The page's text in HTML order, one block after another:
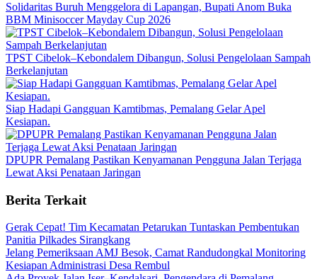
Solidaritas Buruh Menggelora di Lapangan, Bupati Anom Buka
BBM Minisoccer Mayday Cup 2026
TPST Cibelok–Kebondalem Dibangun, Solusi Pengelolaan Sampah
Berkelanjutan
Siap Hadapi Gangguan Kamtibmas, Pemalang Gelar Apel
Kesiapan.
DPUPR Pemalang Pastikan Kenyamanan Pengguna Jalan Terjaga
Lewat Aksi Penataan Jaringan
Berita Terkait
Gerak Cepat! Tim Kecamatan Petarukan Tuntaskan Pembentukan
Panitia Pilkades Sirangkang
Jelang Pemeriksaan AMJ Besok, Camat Randudongkal Monitoring
Kesiapan Administrasi Desa Rembul